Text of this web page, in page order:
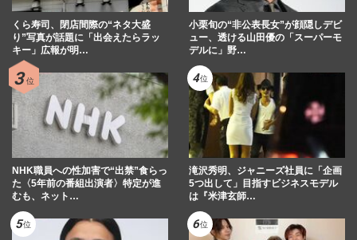
くら寿司、閉店間際の“ネタ大盛
り”写真が話題に「出会えたらラッ
キー」広報が明…
小栗旬の“非公表長女”が顔隠しデビ
ュー、透ける山田優の「スーパーモ
デルに」野…
NHK職員への性加害で“出禁”食らっ
た〈5年前の番組出演者〉特定が進
むも、ネット…
滝沢秀明、ジャニーズ社員に「企画
5つ出して」目指すビジネスモデル
は『米津玄師…